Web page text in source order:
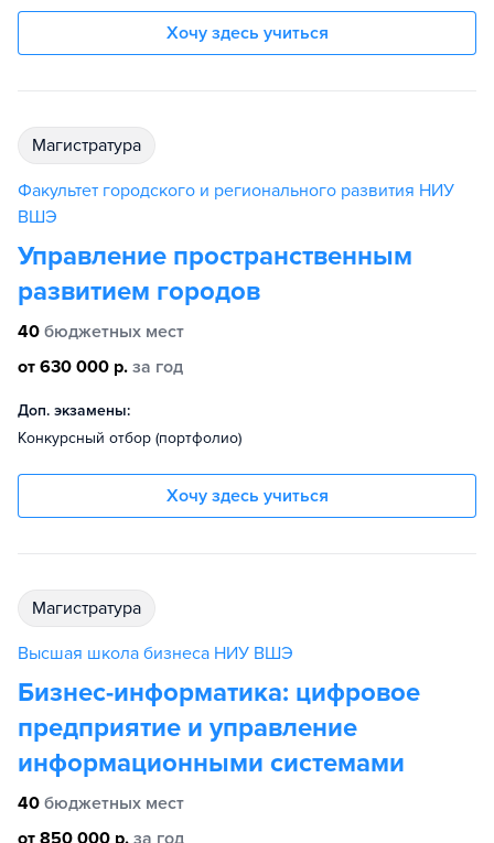
Хочу здесь учиться
магистратура
Факультет городского и регионального развития НИУ
ВШЭ
Управление пространственным
развитием городов
40 бюджетных мест
от 630 000 р. за год
Доп. экзамены:
Конкурсный отбор (портфолио)
Хочу здесь учиться
магистратура
Высшая школа бизнеса НИУ ВШЭ
Бизнес-информатика: цифровое
предприятие и управление
информационными системами
40 бюджетных мест
от 850 000 р. за год